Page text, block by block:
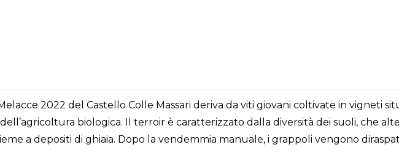
2022 del Castello Colle Massari deriva da viti giovani coltivate in vigneti
biologica. Il terroir è caratterizzato dalla diversità dei suoli, che
a depositi di ghiaia. Dopo la vendemmia manuale, i grappoli vengono